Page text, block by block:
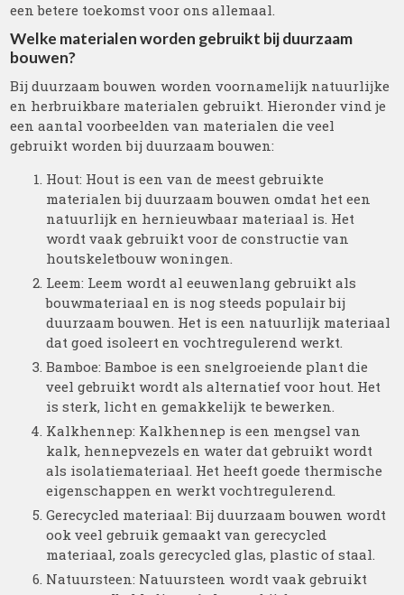
een betere toekomst voor ons allemaal.
Welke materialen worden gebruikt bij duurzaam
bouwen?
Bij duurzaam bouwen worden voornamelijk natuurlijke
en herbruikbare materialen gebruikt. Hieronder vind je
een aantal voorbeelden van materialen die veel
gebruikt worden bij duurzaam bouwen:
Hout: Hout is een van de meest gebruikte
materialen bij duurzaam bouwen omdat het een
natuurlijk en hernieuwbaar materiaal is. Het
wordt vaak gebruikt voor de constructie van
houtskeletbouw woningen.
Leem: Leem wordt al eeuwenlang gebruikt als
bouwmateriaal en is nog steeds populair bij
duurzaam bouwen. Het is een natuurlijk materiaal
dat goed isoleert en vochtregulerend werkt.
Bamboe: Bamboe is een snelgroeiende plant die
veel gebruikt wordt als alternatief voor hout. Het
is sterk, licht en gemakkelijk te bewerken.
Kalkhennep: Kalkhennep is een mengsel van
kalk, hennepvezels en water dat gebruikt wordt
als isolatiemateriaal. Het heeft goede thermische
eigenschappen en werkt vochtregulerend.
Gerecycled materiaal: Bij duurzaam bouwen wordt
ook veel gebruik gemaakt van gerecycled
materiaal, zoals gerecycled glas, plastic of staal.
Natuursteen: Natuursteen wordt vaak gebruikt